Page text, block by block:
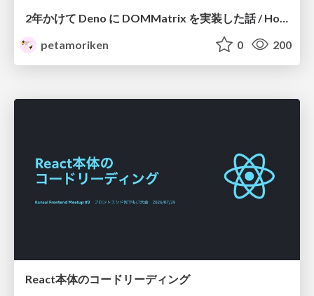
petamoriken
0 200
React本体のコードリーディング